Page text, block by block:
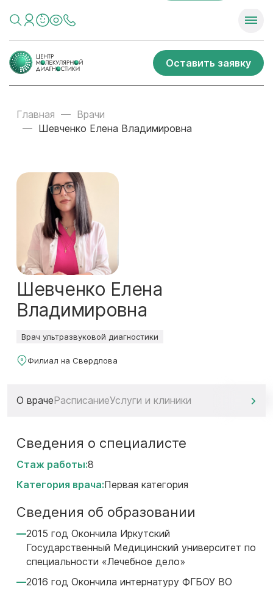
Оставить заявку
Главная
Врачи
Шевченко Елена Владимировна
Шевченко Елена
Владимировна
Врач ультразвуковой диагностики
Филиал на Свердлова
О врачеРасписаниеУслуги и клиники
Сведения о специалисте
Стаж работы:8
Категория врача:Первая категория
Сведения об образовании
2015 год Окончила Иркутский
Государственный Медицинский университет по
специальности «Лечебное дело»
2016 год Окончила интернатуру ФГБОУ ВО